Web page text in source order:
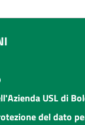
USL di
del dato